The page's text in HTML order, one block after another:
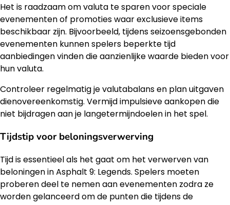
Het is raadzaam om valuta te sparen voor speciale
evenementen of promoties waar exclusieve items
beschikbaar zijn. Bijvoorbeeld, tijdens seizoensgebonden
evenementen kunnen spelers beperkte tijd
aanbiedingen vinden die aanzienlijke waarde bieden voor
hun valuta.
Controleer regelmatig je valutabalans en plan uitgaven
dienovereenkomstig. Vermijd impulsieve aankopen die
niet bijdragen aan je langetermijndoelen in het spel.
Tijdstip voor beloningsverwerving
Tijd is essentieel als het gaat om het verwerven van
beloningen in Asphalt 9: Legends. Spelers moeten
proberen deel te nemen aan evenementen zodra ze
worden gelanceerd om de punten die tijdens de